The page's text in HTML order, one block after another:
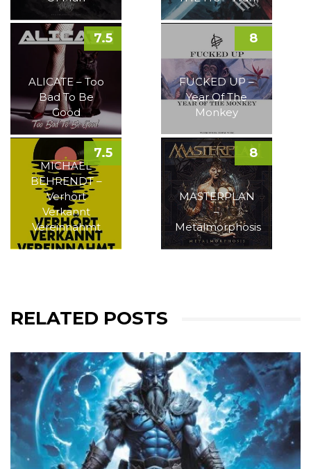
ALICATE – Too
Bad To Be
Good
7.5
FUCKED UP –
Year Of The
Monkey
8
MICHAEL
BEHRENDT –
Verhört
Verkannt
Vereinnahmt
7.5
MASTERPLAN
–
Metalmorphosis
8
RELATED POSTS